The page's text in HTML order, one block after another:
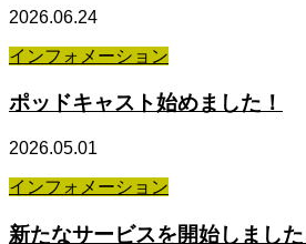
2026.06.24
インフォメーション
ポッドキャスト始めました！
2026.05.01
インフォメーション
新たなサービスを開始しまし